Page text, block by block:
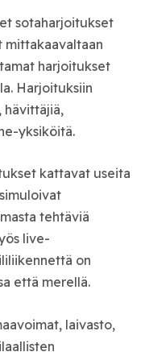
sotaharjoitukset
mittakaavaltaan
harjoitukset
Harjoituksiin
hävittäjiä,
yksiköitä.
kattavat useita
tehtäviä
live-
on
että merellä.
laivasto,